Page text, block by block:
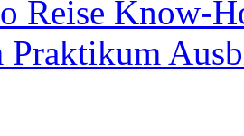
Reise Know-
Praktikum